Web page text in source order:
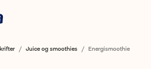
Juice og smoothies Energismoothie